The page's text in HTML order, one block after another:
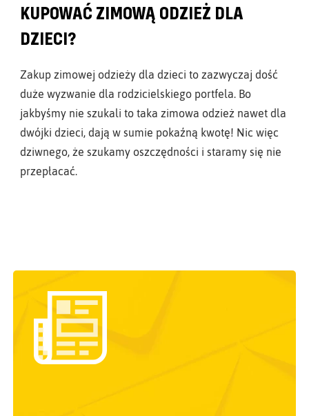
KUPOWAĆ ZIMOWĄ ODZIEŻ DLA
DZIECI?
Zakup zimowej odzieży dla dzieci to zazwyczaj dość
duże wyzwanie dla rodzicielskiego portfela. Bo
jakbyśmy nie szukali to taka zimowa odzież nawet dla
dwójki dzieci, dają w sumie pokaźną kwotę! Nic więc
dziwnego, że szukamy oszczędności i staramy się nie
przepłacać.